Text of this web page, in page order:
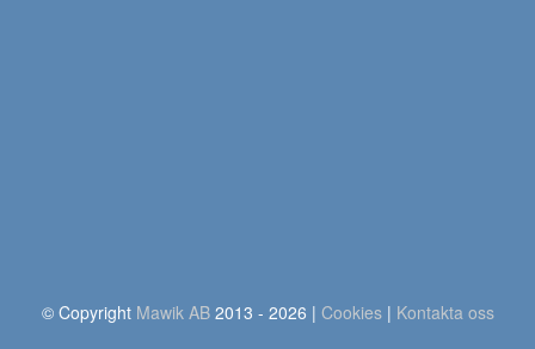
© Copyright Mawik AB2013 - 2026 | Cookies | Kontakta oss